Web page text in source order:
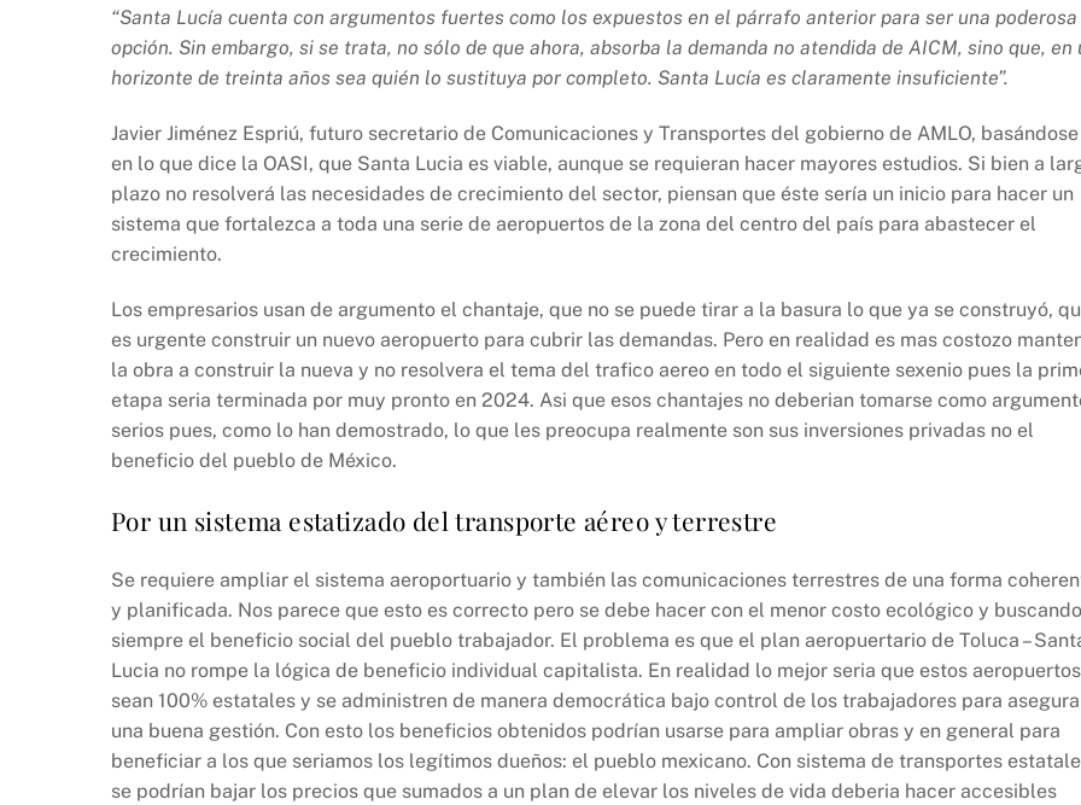
“Santa Lucía cuenta con argumentos fuertes como los expuestos en el párrafo anterior para ser una poderosa
opción. Sin embargo, si se trata, no sólo de que ahora, absorba la demanda no atendida de AICM, sino que, en
horizonte de treinta años sea quién lo sustituya por completo. Santa Lucía es claramente insuficiente”.
Javier Jiménez Espriú, futuro secretario de Comunicaciones y Transportes del gobierno de AMLO, basándose
en lo que dice la OASI, que Santa Lucia es viable, aunque se requieran hacer mayores estudios. Si bien a
plazo no resolverá las necesidades de crecimiento del sector, piensan que éste sería un inicio para hacer un
sistema que fortalezca a toda una serie de aeropuertos de la zona del centro del país para abastecer el
crecimiento.
Los empresarios usan de argumento el chantaje, que no se puede tirar a la basura lo que ya se construyó,
es urgente construir un nuevo aeropuerto para cubrir las demandas. Pero en realidad es mas costozo
la obra a construir la nueva y no resolvera el tema del trafico aereo en todo el siguiente sexenio pues la
etapa seria terminada por muy pronto en 2024. Asi que esos chantajes no deberian tomarse como
serios pues, como lo han demostrado, lo que les preocupa realmente son sus inversiones privadas no el
beneficio del pueblo de México.
Por un sistema estatizado del transporte aéreo y terrestre
Se requiere ampliar el sistema aeroportuario y también las comunicaciones terrestres de una forma
y planificada. Nos parece que esto es correcto pero se debe hacer con el menor costo ecológico y buscando
siempre el beneficio social del pueblo trabajador. El problema es que el plan aeropuertario de Toluca –
Lucia no rompe la lógica de beneficio individual capitalista. En realidad lo mejor seria que estos aeropuertos
sean 100% estatales y se administren de manera democrática bajo control de los trabajadores para
una buena gestión. Con esto los beneficios obtenidos podrían usarse para ampliar obras y en general para
beneficiar a los que seriamos los legítimos dueños: el pueblo mexicano. Con sistema de transportes
se podrían bajar los precios que sumados a un plan de elevar los niveles de vida deberia hacer accesibles